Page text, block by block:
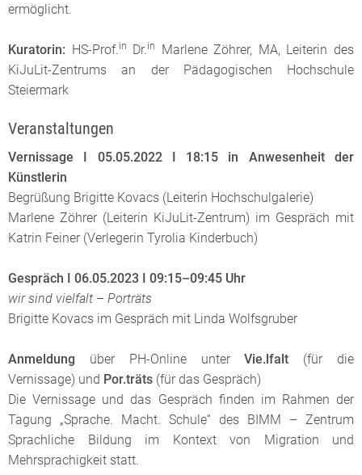
ermöglicht.
Kuratorin: HS-Prof.in Dr.in
Marlene Zöhrer, MA, Leiterin des
KiJuLit-Zentrums an der Pädagogischen Hochschule
Steiermark
Veranstaltungen
Vernissage I 05.05.2022 I 18:15 in Anwesenheit der
Künstlerin
Begrüßung Brigitte Kovacs (Leiterin Hochschulgalerie)
Marlene Zöhrer (Leiterin KiJuLit-Zentrum) im Gespräch mit
Katrin Feiner (Verlegerin Tyrolia Kinderbuch)
Gespräch I 06.05.2023 I 09:15–09:45 Uhr
wir sind vielfalt – Porträts
Brigitte Kovacs im Gespräch mit Linda Wolfsgruber
Anmeldung über PH-Online unterVie.lfalt (für die
Vernissage) und Por.träts (für das Gespräch)
Die Vernissage und das Gespräch finden im Rahmen der
Tagung „Sprache. Macht. Schule“ des BIMM – Zentrum
Sprachliche Bildung im Kontext von Migration und
Mehrsprachigkeit statt.